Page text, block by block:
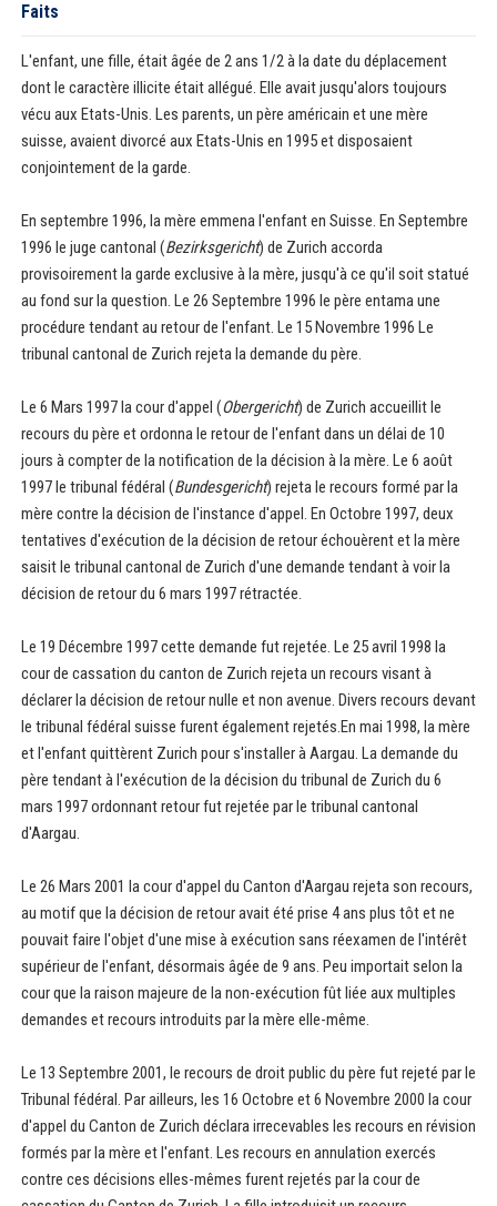
Faits
L'enfant, une fille, était âgée de 2 ans 1/2 à la date du déplacement
dont le caractère illicite était allégué. Elle avait jusqu'alors toujours
vécu aux Etats-Unis. Les parents, un père américain et une mère
suisse, avaient divorcé aux Etats-Unis en 1995 et disposaient
conjointement de la garde.
En septembre 1996, la mère emmena l'enfant en Suisse. En Septembre
1996 le juge cantonal (Bezirksgericht) de Zurich accorda
provisoirement la garde exclusive à la mère, jusqu'à ce qu'il soit statué
au fond sur la question. Le 26 Septembre 1996 le père entama une
procédure tendant au retour de l'enfant. Le 15 Novembre 1996 Le
tribunal cantonal de Zurich rejeta la demande du père.
Le 6 Mars 1997 la cour d'appel (Obergericht) de Zurich accueillit le
recours du père et ordonna le retour de l'enfant dans un délai de 10
jours à compter de la notification de la décision à la mère. Le 6 août
1997 le tribunal fédéral (Bundesgericht) rejeta le recours formé par la
mère contre la décision de l'instance d'appel. En Octobre 1997, deux
tentatives d'exécution de la décision de retour échouèrent et la mère
saisit le tribunal cantonal de Zurich d'une demande tendant à voir la
décision de retour du 6 mars 1997 rétractée.
Le 19 Décembre 1997 cette demande fut rejetée. Le 25 avril 1998 la
cour de cassation du canton de Zurich rejeta un recours visant à
déclarer la décision de retour nulle et non avenue. Divers recours devant
le tribunal fédéral suisse furent également rejetés.En mai 1998, la mère
et l'enfant quittèrent Zurich pour s'installer à Aargau. La demande du
père tendant à l'exécution de la décision du tribunal de Zurich du 6
mars 1997 ordonnant retour fut rejetée par le tribunal cantonal
d'Aargau.
Le 26 Mars 2001 la cour d'appel du Canton d'Aargau rejeta son recours,
au motif que la décision de retour avait été prise 4 ans plus tôt et ne
pouvait faire l'objet d'une mise à exécution sans réexamen de l'intérêt
supérieur de l'enfant, désormais âgée de 9 ans. Peu importait selon la
cour que la raison majeure de la non-exécution fût liée aux multiples
demandes et recours introduits par la mère elle-même.
Le 13 Septembre 2001, le recours de droit public du père fut rejeté par le
Tribunal fédéral. Par ailleurs, les 16 Octobre et 6 Novembre 2000 la cour
d'appel du Canton de Zurich déclara irrecevables les recours en révision
formés par la mère et l'enfant. Les recours en annulation exercés
contre ces décisions elles-mêmes furent rejetés par la cour de